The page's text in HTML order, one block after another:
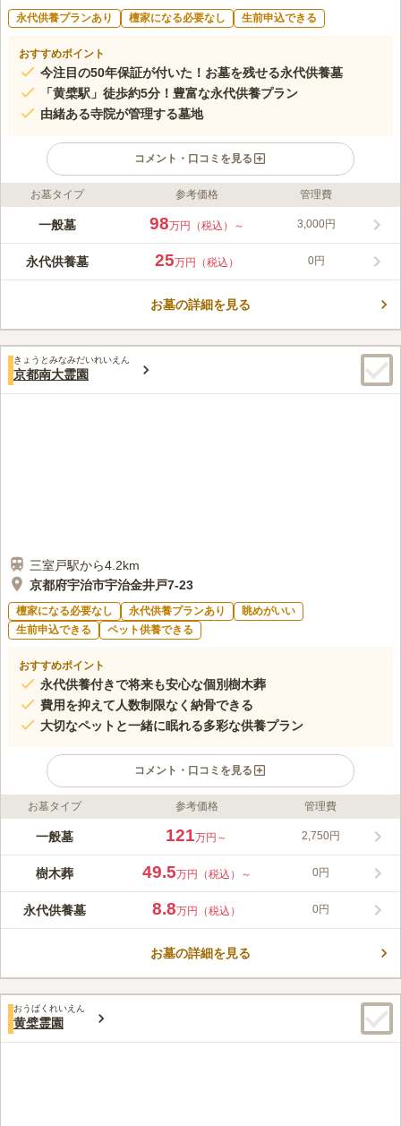
永代供養プランあり 檀家になる必要なし 生前申込できる
おすすめポイント
今注目の50年保証が付いた！お墓を残せる永代供養墓
「黄檗駅」徒歩約5分！豊富な永代供養プラン
由緒ある寺院が管理する墓地
コメント・口コミを見る
ライフドット編集部のコメント
黄檗宗の大本山「萬福寺」の塔頭寺院として由緒ある萬松院。そ
いう好立地です。落ち着いた雰囲気の園内と静かな環境は、心を
癒します。金成不動尊は財運の不動尊として信仰されており、境
しい本堂と、龍の襖絵は圧巻です。豊富なプランから家族の状況
この霊園はまだ誰からも評価されていません。
お墓タイプ 参考価格 管理費
一般墓 98万円（税込）～ 3,000円
永代供養墓 25万円（税込） 0円
お墓の詳細を見る
きょうとみなみだいれいえん
京都南大霊園
三室戸駅から4.2km
京都府宇治市宇治金井戸7-23
檀家になる必要なし 永代供養プランあり
眺めがいい
生前申込できる
ペット供養できる
おすすめポイント
永代供養付きで将来も安心な個別樹木葬
費用を抑えて人数制限なく納骨できる
大切なペットと一緒に眠れる多彩な供養プラン
コメント・口コミを見る
ライフドット編集部のコメント
京都南大霊園は、四季の移り変わりを感じられる日当たり良好
の塔頭である萬松院が永代にわたって供養を執り行うため、跡取
りのいない方も安心してご利用いただけます。永代供養付きの樹
な魅力です。園内には、和洋のデザインが選べる「はすC区」
や、5種類の石種から選べる人気の「秋桜区」など、個性を大切
にできる区画が充実しています。さらに、ステンドグラスが輝く
資料は色々と取り寄せて調べたのですが、人数無制限で入れる永
代供養墓はあまり見つかりませんでした。 決め手になったのは人数無制限
である事と、永遠に合祀されないという事ですが、決心できたのは費用や
見学させて頂いたお墓の様子、丁寧な説明など全てにおいて満足できたか
らです。
口コミの続きを読む
お墓タイプ 参考価格 管理費
一般墓 121万円～ 2,750円
樹木葬 49.5万円（税込）～ 0円
永代供養墓 8.8万円（税込） 0円
お墓の詳細を見る
おうばくれいえん
黄檗霊園